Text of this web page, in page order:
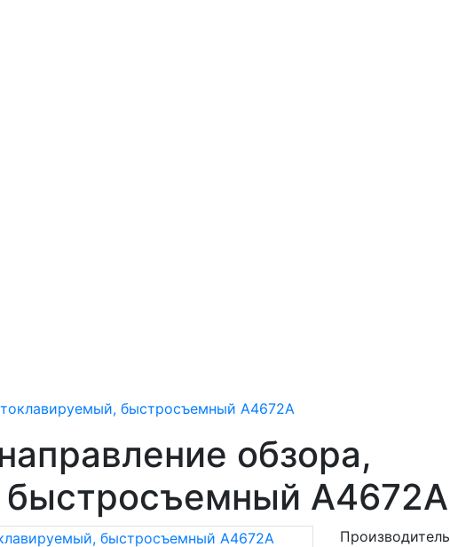
быстросъемный A4672A
обзора,
A4672A
Производитель